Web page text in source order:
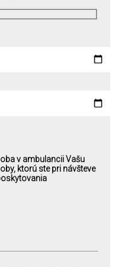
v ambulancii Vašu
ktorú ste pri návšteve